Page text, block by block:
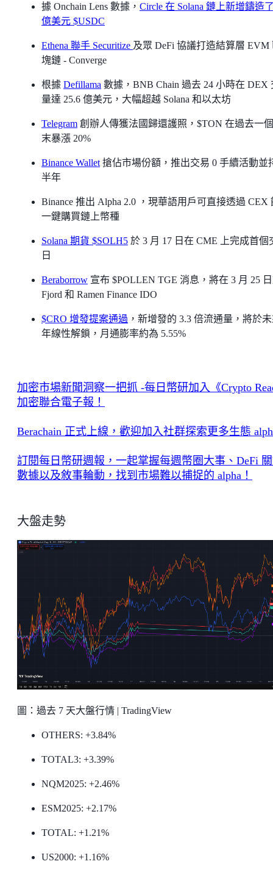
據 Onchain Lens 數據， Circle 在 Solana 鏈上新增鑄造
億美元 $USDC
Ethena 聯手 Securitize 及眾 DeFi 協議打造結算層 EVM
塊鏈 - Converge
根據 Defillama 數據，BNB Chain 過去 24 小時在 DEX
量達 25.6 億美元，大幅超越 Solana 和以太坊
Telegram 創辦人傳獲法國歸還護照，$TON 在過去一
末暴漲 20%
Binance Wallet 搶佔市場份額，推出交易 0 手續活動並
半年
Binance 推出 Alpha 2.0 ，現華語用戶可直接透過 CEX
一鍵購買鏈上幣種
Solana 期貨 $SOLH5 於 3 月 17 日在 CME 上完成首個
日
Beraborrow 宣布 $POLLEN TGE 消息，將在 3 月 25
Fjord 和 Ramen Finance IDO
$CRO 增發提案通過 ，新增發的 3.3 倍流通量，將於
年線性解鎖，月通膨率約為 5.55%
加密市場新聞洞察一把抓 -每日幣研加入《Crypto
加密聯合電子報！
Berachain 正式上線，歡迎加入社群探索更多生態
訂閱每日幣研週報，一起掌握每週幣圈大事、DeFi
數據以及敘事輪動，找到市場難以捕捉的 alpha！
大盤走勢
圖：過去 7 天大盤行情 | TradingView
OTHERS: +3.84%
TOTAL3: +3.39%
NQM2025: +2.46%
ESM2025: +2.17%
TOTAL: +1.21%
US2000: +1.16%